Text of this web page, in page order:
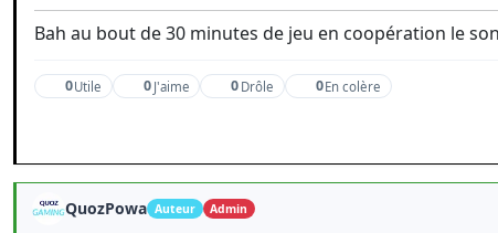
Bah au bout de 30 minutes de jeu en coopération le
0Utile 0 J'aime 0 Drôle 0En colère
QuozPowa Auteur Admin